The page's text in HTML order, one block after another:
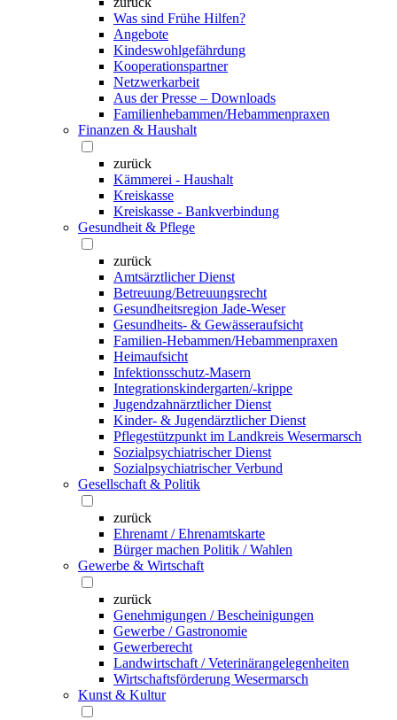
Was sind Frühe Hilfen?
Angebote
Kindeswohlgefährdung
Kooperationspartner
Netzwerkarbeit
Aus der Presse – Downloads
Familienhebammen/Hebammenpraxen
Finanzen & Haushalt
zurück
Kämmerei - Haushalt
Kreiskasse
Kreiskasse - Bankverbindung
Gesundheit & Pflege
zurück
Amtsärztlicher Dienst
Betreuung/Betreuungsrecht
Gesundheitsregion Jade-Weser
Gesundheits- & Gewässeraufsicht
Familien-Hebammen/Hebammenpraxen
Heimaufsicht
Infektionsschutz-Masern
Integrationskindergarten/-krippe
Jugendzahnärztlicher Dienst
Kinder- & Jugendärztlicher Dienst
Pflegestützpunkt im Landkreis Wesermarsch
Sozialpsychiatrischer Dienst
Sozialpsychiatrischer Verbund
Gesellschaft & Politik
zurück
Ehrenamt / Ehrenamtskarte
Bürger machen Politik / Wahlen
Gewerbe & Wirtschaft
zurück
Genehmigungen / Bescheinigungen
Gewerbe / Gastronomie
Gewerberecht
Landwirtschaft / Veterinärangelegenheiten
Wirtschaftsförderung Wesermarsch
Kunst & Kultur